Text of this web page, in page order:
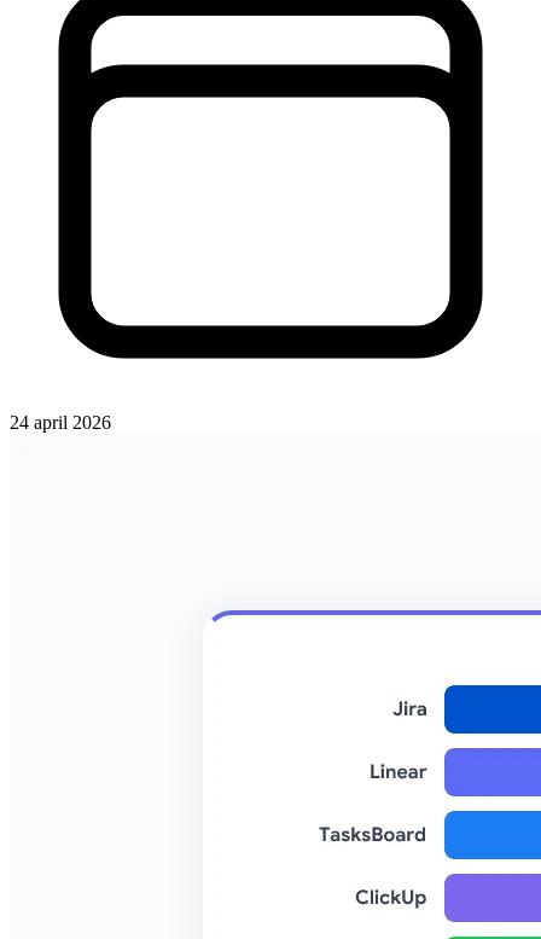
24 april 2026